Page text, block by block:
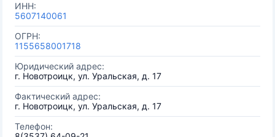
ИНН:
5607140061
ОГРН:
1155658001718
Юридический адрес:
г. Новотроицк, ул. Уральская, д. 17
Фактический адрес:
г. Новотроицк, ул. Уральская, д. 17
Телефон: